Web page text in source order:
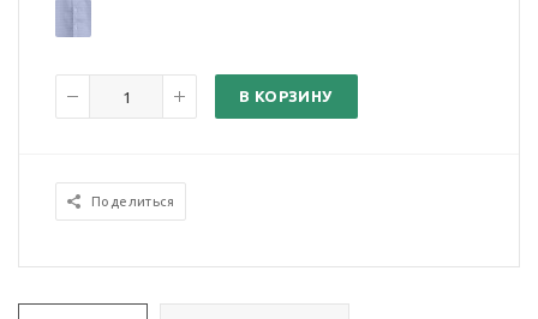
В КОРЗИНУ
Поделиться